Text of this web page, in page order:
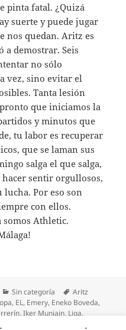
pinta fatal. ¿Quizá
suerte y puede jugar
nos quedan. Aritz es
demostrar. Seis
no sólo
vez, sino evitar el
Tanta lesión
que iniciamos la
y minutos que
tu labor es recuperar
que se laman sus
salga el que salga,
hacer sentir orgullosos,
Por eso son
con ellos.
Athletic.
Categorías
Sin categoría Etiquetas
Aritz
, EL, Emery, Eneko Boveda,
,Iker Muniain, Liga,